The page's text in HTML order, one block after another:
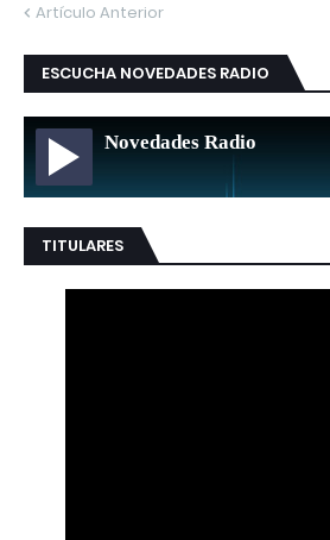
Artículo Anterior
ESCUCHA NOVEDADES RADIO
Novedades Radio
TITULARES